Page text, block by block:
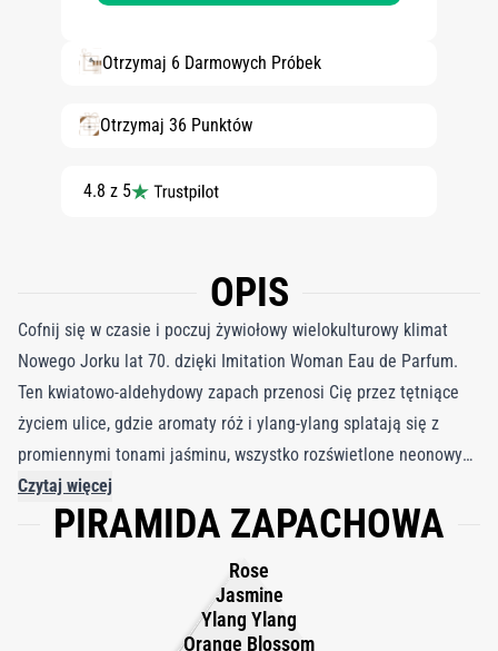
Otrzymaj 6 Darmowych Próbek
Otrzymaj 36 Punktów
4.8 z 5
OPIS
Cofnij się w czasie i poczuj żywiołowy wielokulturowy klimat
Nowego Jorku lat 70. dzięki Imitation Woman Eau de Parfum.
Ten kwiatowo-aldehydowy zapach przenosi Cię przez tętniące
życiem ulice, gdzie aromaty róż i ylang-ylang splatają się z
promiennymi tonami jaśminu, wszystko rozświetlone neonowymi
światłami. Zapach nabiera charakteru dzięki ulotnym,
metalicznym aldehydom, które iskrzą energetycznym napięciem.
idealnie komponując się z karmelowo-skórzaną bazą i szczyptą
kawy. Efektem jest psychodeliczna feeria barw, która przechodzi
w kremowy akord paczuli, kadzidła i drzewa sandałowego,
Czytaj więcej
PIRAMIDA ZAPACHOWA
Rose
Jasmine
Ylang Ylang
Orange Blossom